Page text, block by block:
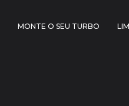
MONTE O SEU TURBO